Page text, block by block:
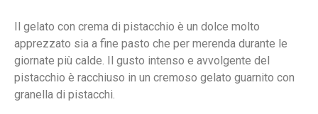
Il gelato con crema di pistacchio è un dolce molto
apprezzato sia a fine pasto che per merenda durante le
giornate più calde. Il gusto intenso e avvolgente del
pistacchio è racchiuso in un cremoso gelato guarnito con
granella di pistacchi.